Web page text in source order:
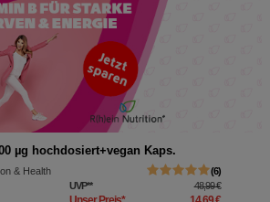
µg hochdosiert+vegan Kaps.
& Health
6
UVP** 48,99 €